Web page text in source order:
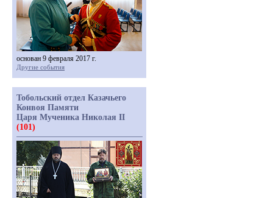
основан 9 февраля 2017 г.
Другие события
Тобольский отдел Казачьего
Конвоя Памяти
Царя Мученика Николая II
(101)